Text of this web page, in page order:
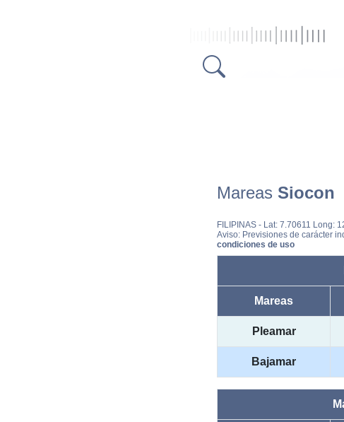
Mareas Siocon
FILIPINAS - Lat: 7.70611 Long:
Aviso: Previsiones de carácter
condiciones de uso
Mareas
Pleamar
Bajamar